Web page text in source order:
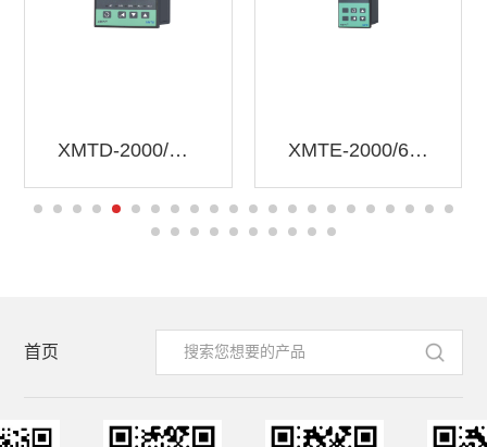
XMTD-2000/6000 XMTE-2000/6000
首页